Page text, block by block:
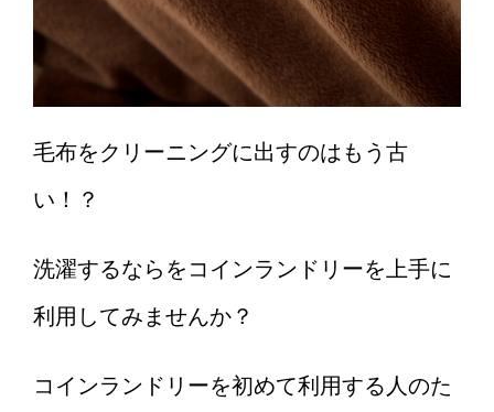
毛布をクリーニングに出すのはもう古
い！？
洗濯するならをコインランドリーを上手に
利用してみませんか？
コインランドリーを初めて利用する人のた